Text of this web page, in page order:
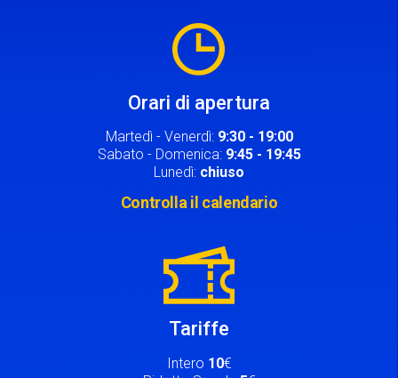
Orari di apertura
Martedì - Venerdì: 9:30 - 19:00
Sabato - Domenica: 9:45 - 19:45
Lunedì: chiuso
Controlla il calendario
Tariffe
Intero 10€